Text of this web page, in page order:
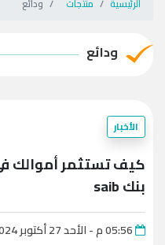
الرئيسية منتجات ودائع
ودائع
الأخبار
كيف تستثمر أموالك
بنك saib